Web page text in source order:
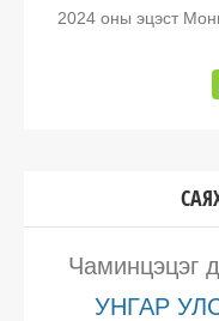
2024 оны эцэст
Чаминцэцэг
УНГАР